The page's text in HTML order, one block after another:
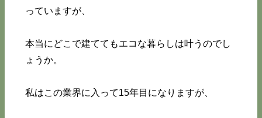
っていますが、
本当にどこで建ててもエコな暮らしは叶うのでし
ょうか。
私はこの業界に入って15年目になりますが、